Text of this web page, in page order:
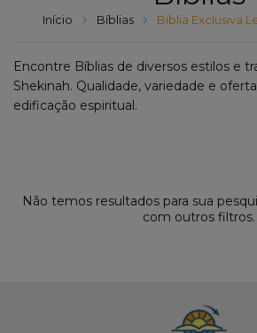
Início Bíblias Bíblia Exclusiva
Encontre Bíblias de diversos estilos e
Shekinah. Qualidade, variedade e
edificação espiritual.
Não temos resultados para sua
com outros filtros.